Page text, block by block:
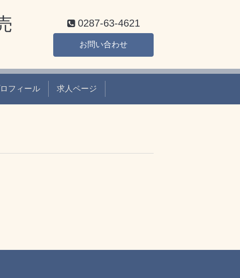
0287-63-4621
お問い合わせ
フィール 求人ページ